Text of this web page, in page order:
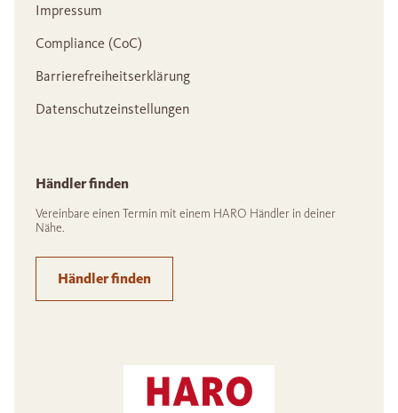
Impressum
Compliance (CoC)
Barrierefreiheitserklärung
Datenschutzeinstellungen
Händler finden
Vereinbare einen Termin mit einem HARO Händler in deiner
Nähe.
Händler finden